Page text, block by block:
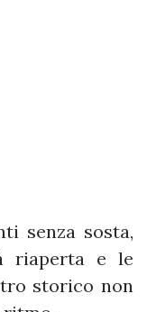
senza sosta,
riaperta e le
storico non